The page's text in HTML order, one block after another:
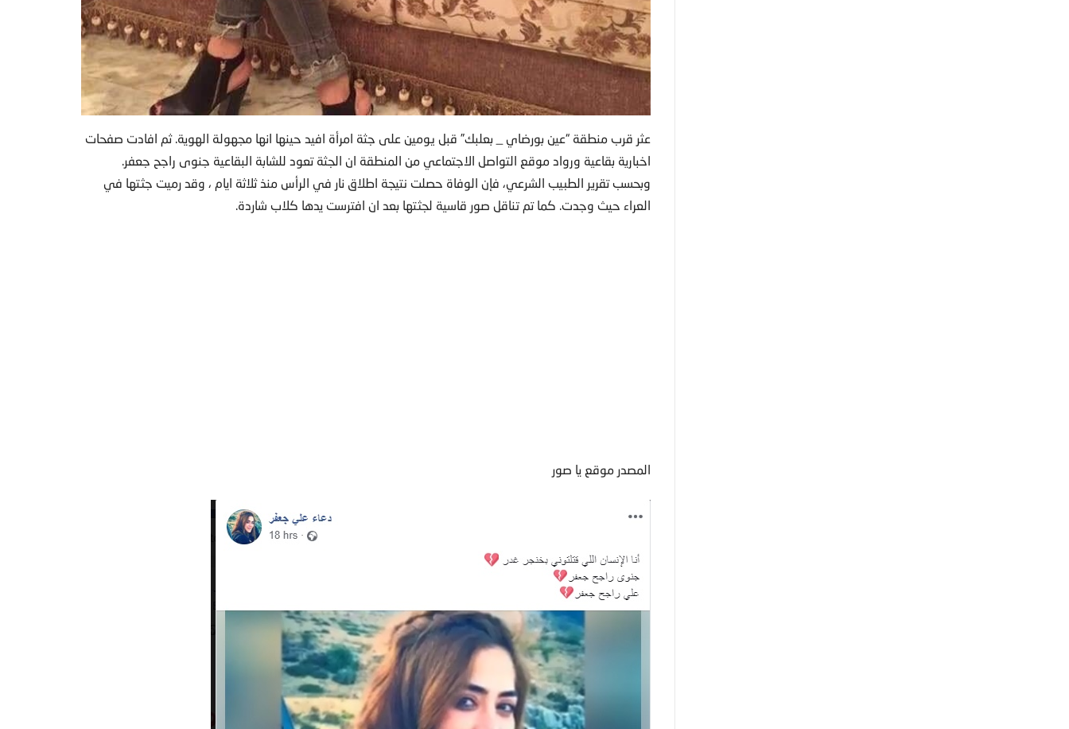
عثر قرب منطقة “عين بورضاي _ بعلبك” قبل يومين على جثة امرأة افيد حينها انها مجهولة الهوية. ثم افادت صفحات
اخبارية بقاعية ورواد موقع التواصل الاجتماعي من المنطقة ان الجثة تعود للشابة البقاعية جنوى راجح جعفر.
وبحسب تقرير الطبيب الشرعي، فإن الوفاة حصلت نتيجة اطلاق نار في الرأس منذ ثلاثة ايام ، وقد رميت جثتها في
العراء حيث وجدت. كما تم تناقل صور قاسية لجثتها بعد ان افترست يدها كلاب شاردة.
المصدر موقع يا صور